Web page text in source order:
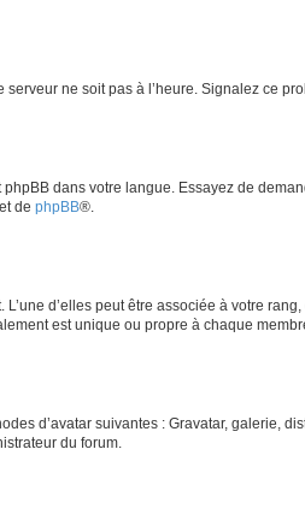
ne soit pas à l’heure. Signalez ce
dans votre langue. Essayez de
de phpBB®.
d’elles peut être associée à votre
est unique ou propre à chaque
d’avatar suivantes : Gravatar, galerie,
du forum.